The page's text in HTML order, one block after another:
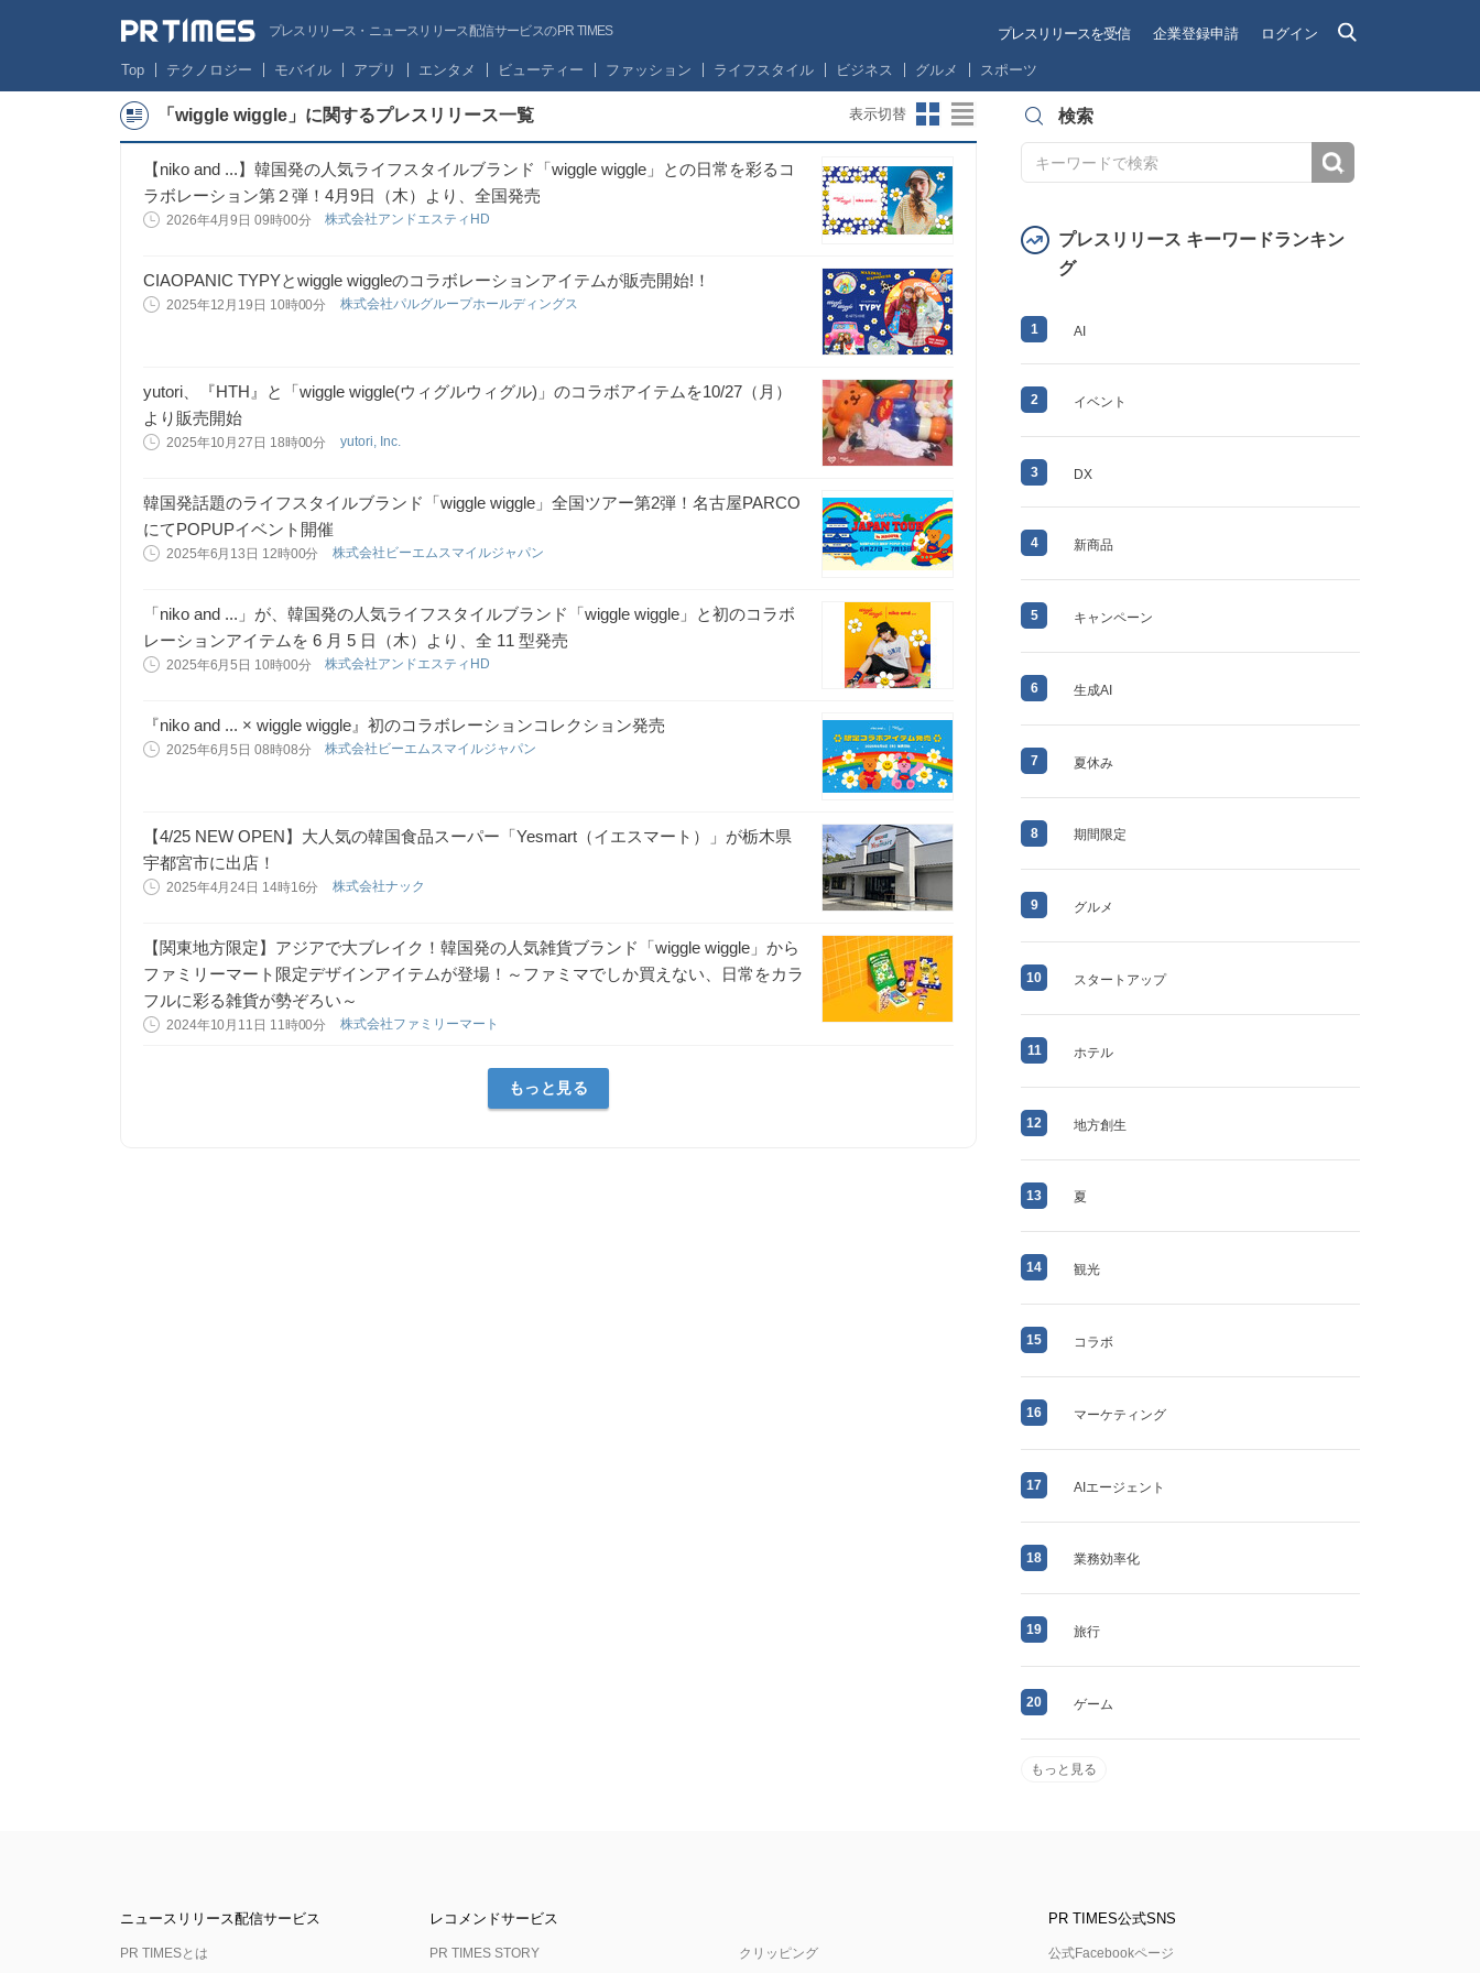
プレスリリース・ニュースリリース配信サービスのPR TIMES プレスリリースを受信 企業登録申請 ログイン
Top テクノロジー モバイル アプリ エンタメ ビューティー ファッション ライフスタイル ビジネス グルメ スポーツ
「wiggle wiggle」に関するプレスリリース一覧 表示切替
【niko and ...】韓国発の人気ライフスタイルブランド「wiggle wiggle」との日常を彩るコ
ラボレーション第２弾！4月9日（木）より、全国発売
2026年4月9日 09時00分 株式会社アンドエスティHD
CIAOPANIC TYPYとwiggle wiggleのコラボレーションアイテムが販売開始!！
2025年12月19日 10時00分 株式会社パルグループホールディングス
yutori、『HTH』と「wiggle wiggle(ウィグルウィグル)」のコラボアイテムを10/27（月）
より販売開始
2025年10月27日 18時00分 yutori, Inc.
韓国発話題のライフスタイルブランド「wiggle wiggle」全国ツアー第2弾！名古屋PARCO
にてPOPUPイベント開催
2025年6月13日 12時00分 株式会社ビーエムスマイルジャパン
「niko and ...」が、韓国発の人気ライフスタイルブランド「wiggle wiggle」と初のコラボ
レーションアイテムを 6 月 5 日（木）より、全 11 型発売
2025年6月5日 10時00分 株式会社アンドエスティHD
『niko and ... × wiggle wiggle』初のコラボレーションコレクション発売
2025年6月5日 08時08分 株式会社ビーエムスマイルジャパン
【4/25 NEW OPEN】大人気の韓国食品スーパー「Yesmart（イエスマート）」が栃木県
宇都宮市に出店！
2025年4月24日 14時16分 株式会社ナック
【関東地方限定】アジアで大ブレイク！韓国発の人気雑貨ブランド「wiggle wiggle」から
ファミリーマート限定デザインアイテムが登場！～ファミマでしか買えない、日常をカラ
フルに彩る雑貨が勢ぞろい～
2024年10月11日 11時00分 株式会社ファミリーマート
もっと見る
検索
プレスリリース キーワードランキン
グ
1 AI
2 イベント
3 DX
4 新商品
5 キャンペーン
6 生成AI
7 夏休み
8 期間限定
9 グルメ
10 スタートアップ
11 ホテル
12 地方創生
13 夏
14 観光
15 コラボ
16 マーケティング
17 AIエージェント
18 業務効率化
19 旅行
20 ゲーム
もっと見る
ニュースリリース配信サービス
PR TIMESとは
レコメンドサービス
PR TIMES STORY クリッピング
PR TIMES公式SNS
公式Facebookページ